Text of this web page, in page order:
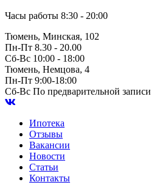
Часы работы 8:30 - 20:00
Тюмень, Минская, 102
Пн-Пт 8.30 - 20.00
Сб-Вс 10:00 - 18:00
Тюмень, Немцова, 4
Пн-Пт 9:00-18:00
Сб-Вс По предварительной записи
Ипотека
Отзывы
Вакансии
Новости
Статьи
Контакты